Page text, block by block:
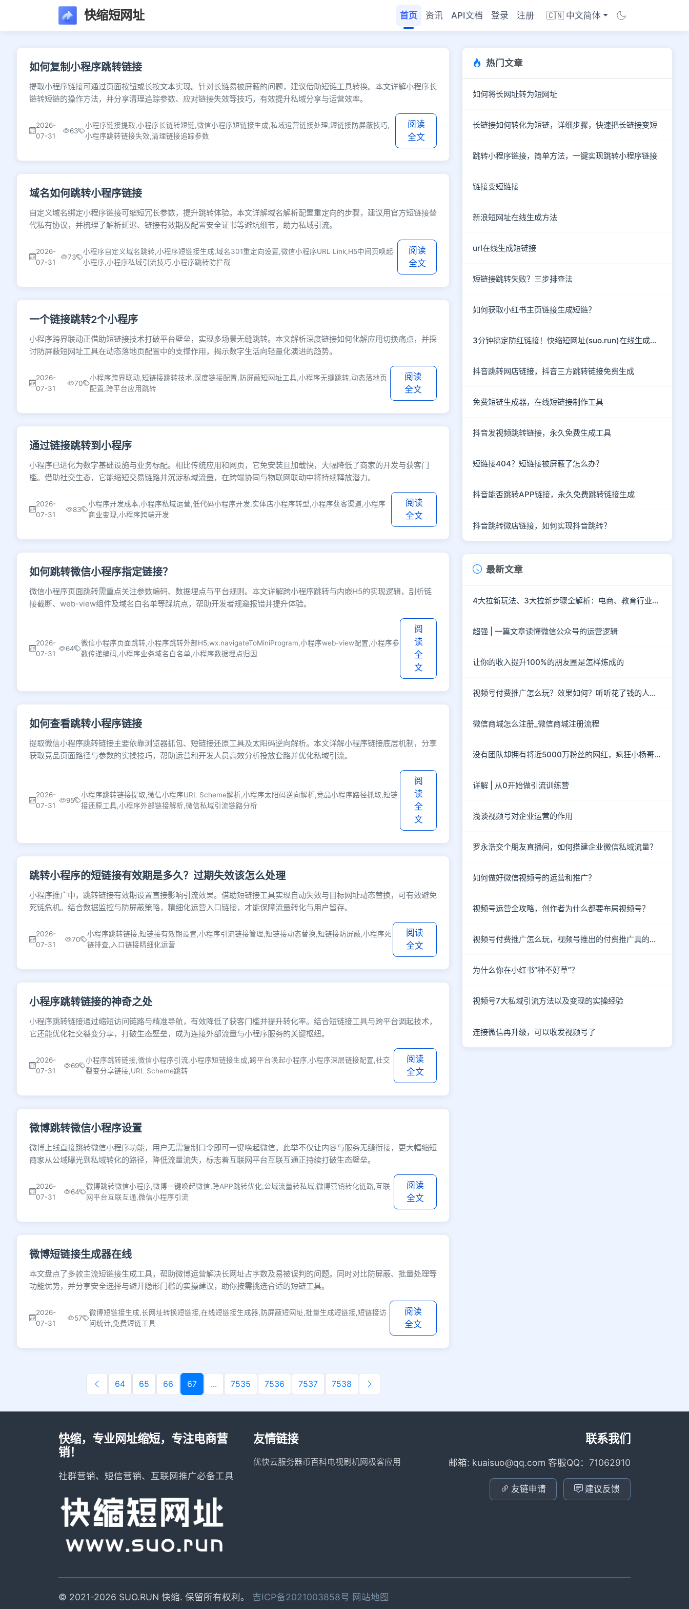
快缩短网址 首页 资讯 API文档 登录 注册 🇨🇳 中文简体
文章列表 - 第67页 - 快缩短网址
如何复制小程序跳转链接
提取小程序链接可通过页面按钮或长按文本实现。针对长链易被屏蔽的问题，建议借助短链工具转换。本文详解小程序长
链转短链的操作方法，并分享清理追踪参数、应对链接失效等技巧，有效提升私域分享与运营效率。
2026-
07-31
63
小程序链接提取,小程序长链转短链,微信小程序短链接生成,私域运营链接处理,短链接防屏蔽技巧,
小程序跳转链接失效,清理链接追踪参数
阅读
全文
域名如何跳转小程序链接
自定义域名绑定小程序链接可缩短冗长参数，提升跳转体验。本文详解域名解析配置重定向的步骤，建议用官方短链接替
代私有协议，并梳理了解析延迟、链接有效期及配置安全证书等避坑细节，助力私域引流。
2026-
07-31
73
小程序自定义域名跳转,小程序短链接生成,域名301重定向设置,微信小程序URL Link,H5中间页唤起
小程序,小程序私域引流技巧,小程序跳转防拦截
阅读
全文
一个链接跳转2个小程序
小程序跨界联动正借助短链接技术打破平台壁垒，实现多场景无缝跳转。本文解析深度链接如何化解应用切换痛点，并探
讨防屏蔽短网址工具在动态落地页配置中的支撑作用，揭示数字生活向轻量化演进的趋势。
2026-
07-31
70
小程序跨界联动,短链接跳转技术,深度链接配置,防屏蔽短网址工具,小程序无缝跳转,动态落地页
配置,跨平台应用跳转
阅读
全文
通过链接跳转到小程序
小程序已进化为数字基础设施与业务标配。相比传统应用和网页，它免安装且加载快，大幅降低了商家的开发与获客门
槛。借助社交生态，它能缩短交易链路并沉淀私域流量，在跨端协同与物联网联动中将持续释放潜力。
2026-
07-31
83
小程序开发成本,小程序私域运营,低代码小程序开发,实体店小程序转型,小程序获客渠道,小程序
商业变现,小程序跨端开发
阅读
全文
如何跳转微信小程序指定链接？
微信小程序页面跳转需重点关注参数编码、数据埋点与平台规则。本文详解跨小程序跳转与内嵌H5的实现逻辑，剖析链
接截断、web-view组件及域名白名单等踩坑点，帮助开发者规避报错并提升体验。
2026-
07-31
64
微信小程序页面跳转,小程序跳转外部H5,wx.navigateToMiniProgram,小程序web-view配置,小程序参
数传递编码,小程序业务域名白名单,小程序数据埋点归因
阅
读
全
文
如何查看跳转小程序链接
提取微信小程序跳转链接主要依靠浏览器抓包、短链接还原工具及太阳码逆向解析。本文详解小程序链接底层机制，分享
获取竞品页面路径与参数的实操技巧，帮助运营和开发人员高效分析投放套路并优化私域引流。
2026-
07-31
95
小程序跳转链接提取,微信小程序URL Scheme解析,小程序太阳码逆向解析,竞品小程序路径抓取,短链
接还原工具,小程序外部链接解析,微信私域引流链路分析
阅
读
全
文
跳转小程序的短链接有效期是多久？过期失效该怎么处理
小程序推广中，跳转链接有效期设置直接影响引流效果。借助短链接工具实现自动失效与目标网址动态替换，可有效避免
死链危机。结合数据监控与防屏蔽策略，精细化运营入口链接，才能保障流量转化与用户留存。
2026-
07-31
70
小程序跳转链接,短链接有效期设置,小程序引流链接管理,短链接动态替换,短链接防屏蔽,小程序死
链排查,入口链接精细化运营
阅读
全文
小程序跳转链接的神奇之处
小程序跳转链接通过缩短访问链路与精准导航，有效降低了获客门槛并提升转化率。结合短链接工具与跨平台调起技术，
它还能优化社交裂变分享，打破生态壁垒，成为连接外部流量与小程序服务的关键枢纽。
2026-
07-31
69
小程序跳转链接,微信小程序引流,小程序短链接生成,跨平台唤起小程序,小程序深层链接配置,社交
裂变分享链接,URL Scheme跳转
阅读
全文
微博跳转微信小程序设置
微博上线直接跳转微信小程序功能，用户无需复制口令即可一键唤起微信。此举不仅让内容与服务无缝衔接，更大幅缩短
商家从公域曝光到私域转化的路径，降低流量流失，标志着互联网平台互联互通正持续打破生态壁垒。
2026-
07-31
64
微博跳转微信小程序,微博一键唤起微信,跨APP跳转优化,公域流量转私域,微博营销转化链路,互联
网平台互联互通,微信小程序引流
阅读
全文
微博短链接生成器在线
本文盘点了多款主流短链接生成工具，帮助微博运营解决长网址占字数及易被误判的问题。同时对比防屏蔽、批量处理等
功能优势，并分享安全选择与避开隐形门槛的实操建议，助你按需挑选合适的短链工具。
2026-
07-31
57
微博短链接生成,长网址转换短链接,在线短链接生成器,防屏蔽短网址,批量生成短链接,短链接访
问统计,免费短链工具
阅读
全文
64 65 66 67 ... 7535 7536 7537 7538
热门文章
如何将长网址转为短网址
长链接如何转化为短链，详细步骤，快速把长链接变短
跳转小程序链接，简单方法，一键实现跳转小程序链接
链接变短链接
新浪短网址在线生成方法
url在线生成短链接
短链接跳转失败？三步排查法
如何获取小红书主页链接生成短链？
3分钟搞定防红链接！快缩短网址(suo.run)在线生成指南
抖音跳转网店链接，抖音三方跳转链接免费生成
免费短链生成器，在线短链接制作工具
抖音发视频跳转链接，永久免费生成工具
短链接404？短链接被屏蔽了怎么办？
抖音能否跳转APP链接，永久免费跳转链接生成
抖音跳转微店链接，如何实现抖音跳转？
最新文章
4大拉新玩法、3大拉新步骤全解析：电商、教育行业社群如何拉新？
超强 | 一篇文章读懂微信公众号的运营逻辑
让你的收入提升100%的朋友圈是怎样炼成的
视频号付费推广怎么玩？效果如何？听听花了钱的人怎么说？
微信商城怎么注册_微信商城注册流程
没有团队却拥有将近5000万粉丝的网红，疯狂小杨哥到底有“多疯狂”？
详解 | 从0开始做引流训练营
浅谈视频号对企业运营的作用
罗永浩交个朋友直播间，如何搭建企业微信私域流量？
如何做好微信视频号的运营和推广？
视频号运营全攻略，创作者为什么都要布局视频号？
视频号付费推广怎么玩，视频号推出的付费推广真的有效吗？
为什么你在小红书“种不好草”？
视频号7大私域引流方法以及变现的实操经验
连接微信再升级，可以收发视频号了
快缩，专业网址缩短，专注电商营
销！
社群营销、短信营销、互联网推广必备工具
友情链接
优快云服务器币百科电视刷机网极客应用
联系我们
邮箱: kuaisuo@qq.com 客服QQ：71062910
友链申请 建议反馈
© 2021-2026 SUO.RUN 快缩. 保留所有权利。 吉ICP备2021003858号 网站地图